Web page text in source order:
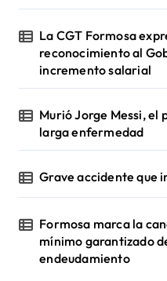
La CGT Formosa
reconocimiento al
incremento salarial
Murió Jorge Messi, el
larga enfermedad
Grave accidente que
Formosa marca la
mínimo garantizado
endeudamiento